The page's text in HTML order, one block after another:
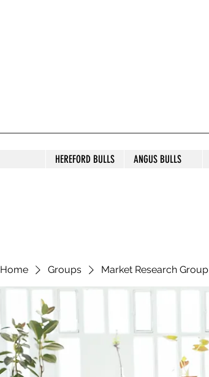
HEREFORD BULLS ANGUS BULLS
Home Groups Market Research Group